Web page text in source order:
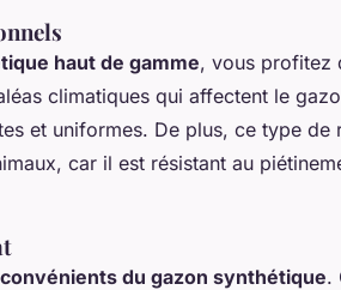
haut de gamme, vous profitez
climatiques qui affectent le
et uniformes. De plus, ce type de
car il est résistant au
du gazon synthétique.